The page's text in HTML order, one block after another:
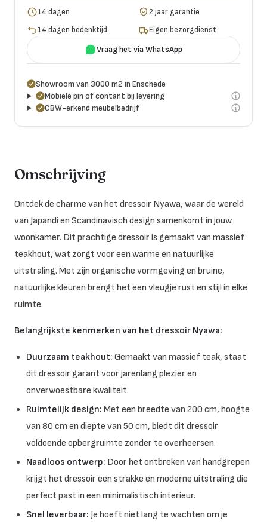
14 dagen
2 jaar garantie
14 dagen bedenktijd
Eigen bezorgdienst
Vraag het via WhatsApp
Showroom van 3000 m2 in Enschede
Mobiele pin of contant bij levering
CBW-erkend meubelbedrijf
Omschrijving
Ontdek de charme van het dressoir Nyawa, waar de wereld
van Japandi en Scandinavisch design samenkomt in jouw
woonkamer. Dit prachtige dressoir is gemaakt van massief
teakhout, wat zorgt voor een warme en natuurlijke
uitstraling. Met zijn organische vormgeving en bruine,
natuurlijke kleuren brengt het een vleugje rust en stijl in elke
ruimte.
Belangrijkste kenmerken van het dressoir Nyawa:
Duurzaam teakhout: Gemaakt van massief teak, staat
dit dressoir garant voor jarenlang plezier en
onverwoestbare kwaliteit.
Ruimtelijk design: Met een breedte van 200 cm, hoogte
van 80 cm en diepte van 50 cm, biedt dit dressoir
voldoende opbergruimte zonder te overheersen.
Naadloos ontwerp: Door het ontbreken van handgrepen
krijgt het dressoir een strakke en moderne uitstraling die
perfect past in een minimalistisch interieur.
Snel leverbaar: Je hoeft niet lang te wachten om je